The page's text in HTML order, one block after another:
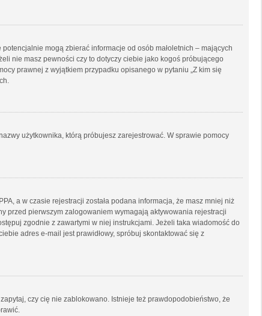
mogą zbierać informacje od osób małoletnich – mających
nie masz pewności czy to dotyczy ciebie jako kogoś próbującego
prawnej z wyjątkiem przypadku opisanego w pytaniu „Z kim się
użytkownika, którą próbujesz zarejestrować. W sprawie pomocy
a w czasie rejestracji została podana informacja, że masz mniej niż
przed pierwszym zalogowaniem wymagają aktywowania rejestracji
zgodnie z zawartymi w niej instrukcjami. Jeżeli taka wiadomość do
adres e-mail jest prawidłowy, spróbuj skontaktować się z
czy cię nie zablokowano. Istnieje też prawdopodobieństwo, że